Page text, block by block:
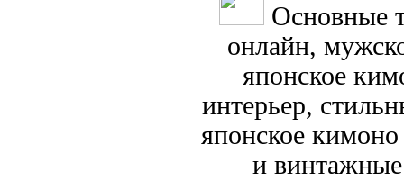
Основные
онлайн,
японское
интерьер,
японское
и